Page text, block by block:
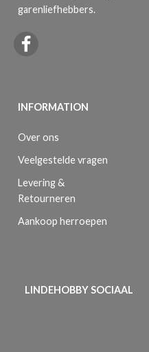
garenliefhebbers.
INFORMATION
Over ons
Veelgestelde vragen
Levering &
Retourneren
Aankoop herroepen
LINDEHOBBY SOCIAAL